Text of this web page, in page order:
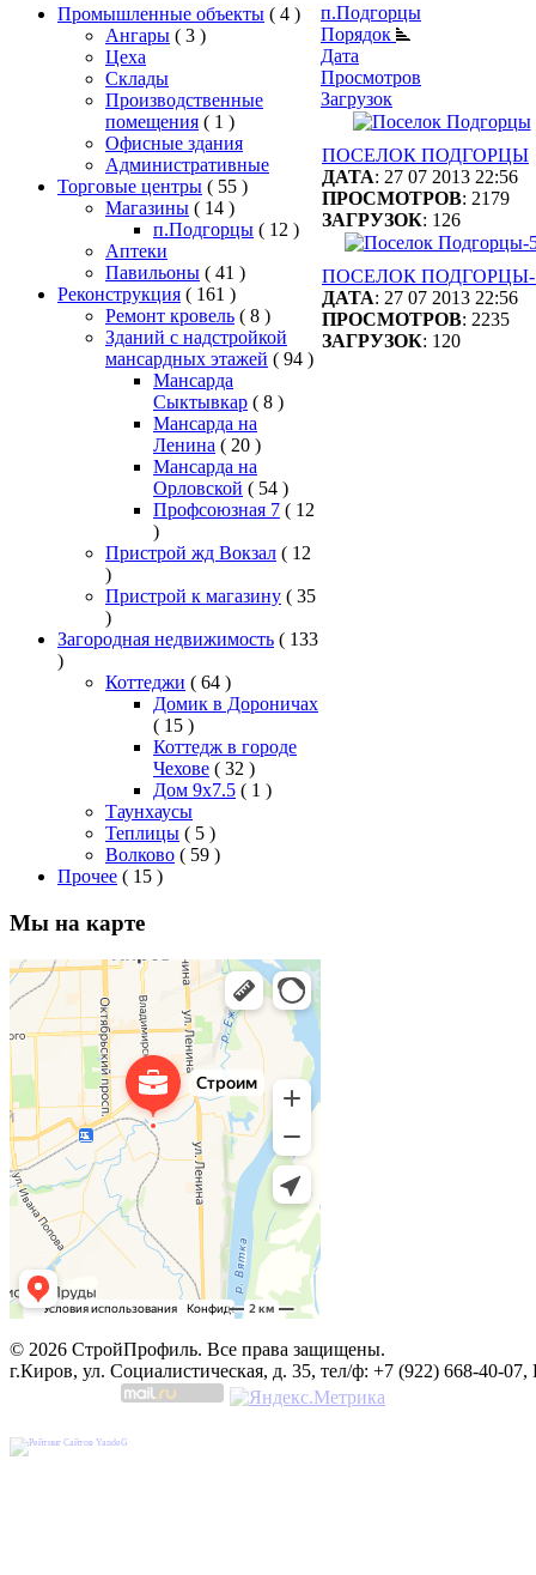
Промышленные объекты ( 4 )
Ангары ( 3 )
Цеха
Склады
Производственные
помещения ( 1 )
Офисные здания
Административные
Торговые центры ( 55 )
Магазины ( 14 )
п.Подгорцы ( 12 )
Аптеки
Павильоны ( 41 )
Реконструкция ( 161 )
Ремонт кровель ( 8 )
Зданий с надстройкой
мансардных этажей ( 94 )
Мансарда
Сыктывкар ( 8 )
Мансарда на
Ленина ( 20 )
Мансарда на
Орловской ( 54 )
Профсоюзная 7 ( 12
)
Пристрой жд Вокзал ( 12
)
Пристрой к магазину ( 35
)
Загородная недвижимость ( 133
)
Коттеджи ( 64 )
Домик в Дороничах
( 15 )
Коттедж в городе
Чехове ( 32 )
Дом 9x7.5 ( 1 )
Таунхаусы
Теплицы ( 5 )
Волково ( 59 )
Прочее ( 15 )
Мы на карте
п.Подгорцы
Порядок
Дата
Просмотров
Загрузок
ПОСЕЛОК ПОДГОРЦЫ
ДАТА: 27 07 2013 22:56
ПРОСМОТРОВ: 2179
ЗАГРУЗОК: 126
ПОСЕЛОК ПОДГОРЦЫ-
ДАТА: 27 07 2013 22:56
ПРОСМОТРОВ: 2235
ЗАГРУЗОК: 120
© 2026 СтройПрофиль. Все права защищены.
г.Киров, ул. Социалистическая, д. 35, тел/ф: +7 (922) 668-40-